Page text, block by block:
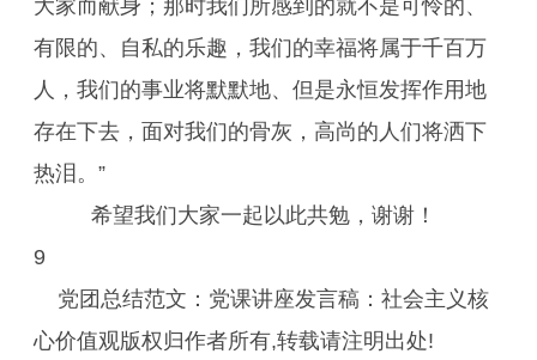
大家而献身；那时我们所感到的就不是可怜的、
有限的、自私的乐趣，我们的幸福将属于千百万
人，我们的事业将默默地、但是永恒发挥作用地
存在下去，面对我们的骨灰，高尚的人们将洒下
热泪。”
希望我们大家一起以此共勉，谢谢！
9
党团总结范文：党课讲座发言稿：社会主义核
心价值观版权归作者所有,转载请注明出处!